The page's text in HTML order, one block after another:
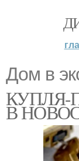
Дом в
КУПЛЯ-
В